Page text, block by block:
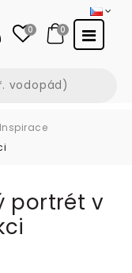
0 0
Inspirace
portrét v